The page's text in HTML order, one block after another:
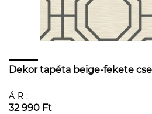
Dekor tapéta beige-fekete
ÁR:
32 990 Ft